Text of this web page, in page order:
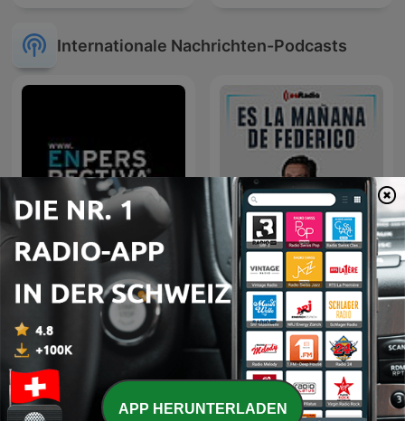
Internationale Nachrichten-Podcasts
En Perspectiva Es la Mañana de Federico
APP HERUNTERLADEN